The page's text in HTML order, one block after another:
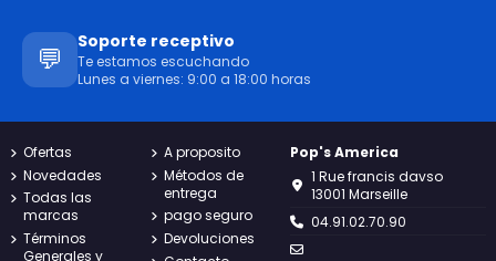
💬
Soporte receptivo
Te estamos escuchando
Lunes a viernes: 9:00 a 18:00 horas
Ofertas
Novedades
Todas las
marcas
Términos
Generales y
A proposito
Métodos de
entrega
pago seguro
Devoluciones
Pop's America
1 Rue francis davso
13001 Marseille
04.91.02.70.90